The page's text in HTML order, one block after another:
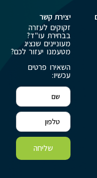
יצירת קשר
זקוקים לעזרה
בבחירת עו"ד?
מעוניינים שנציג
מטעמנו יעזור לכם?
השאירו פרטים
עכשיו:
שליחה